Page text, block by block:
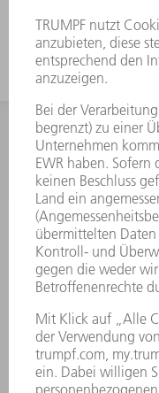
Mo -
Erweiterte
06:30 -